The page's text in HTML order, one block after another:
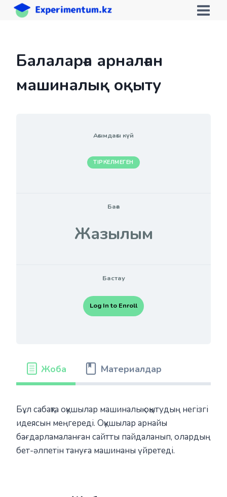
Skip
Балаларға арналған
машиналық оқыту
Ағымдағы күй
ТІРКЕЛМЕГЕН
Баға
Жазылым
Бастау
Log In to Enroll
Жоба Материалдар
Бұл сабақта оқушылар машиналық оқытудың негізгі
идеясын меңгереді. Оқушылар арнайы
бағдарламаланған сайтты пайдаланып, олардың
бет-әлпетін тануға машинаны үйретеді.